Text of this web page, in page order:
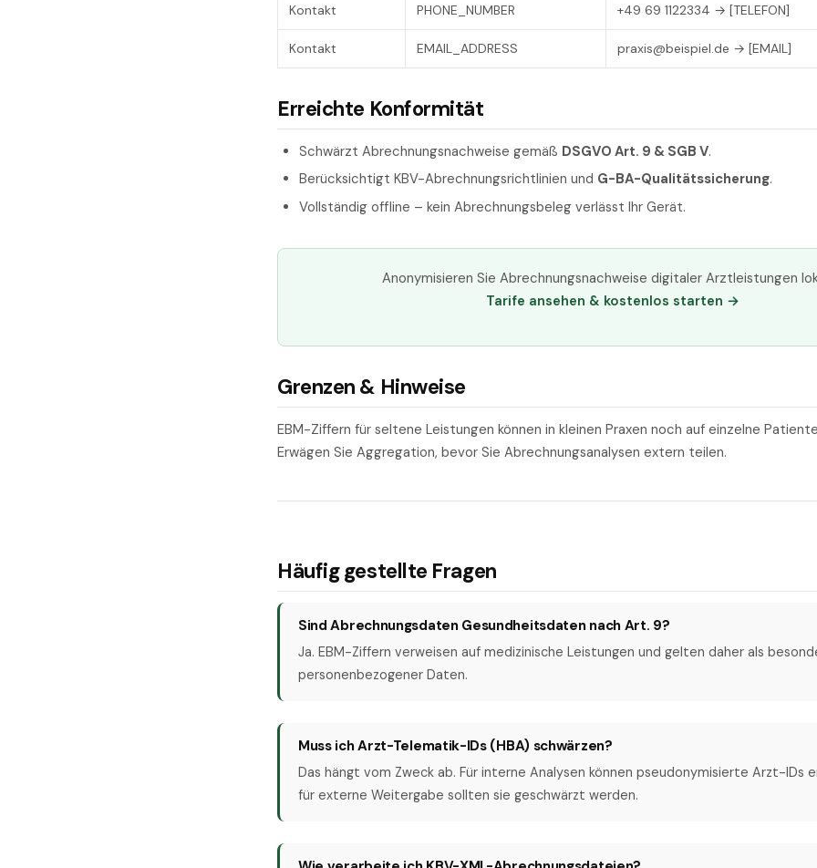
Kontakt PHONE_NUMBER +49 69 1122334 → [TELEFON]
Kontakt EMAIL_ADDRESS praxis@beispiel.de → [EMAIL]
Erreichte Konformität
Schwärzt Abrechnungsnachweise gemäß DSGVO Art. 9 & SGB V.
Berücksichtigt KBV-Abrechnungsrichtlinien und G-BA-Qualitätssicherung.
Vollständig offline – kein Abrechnungsbeleg verlässt Ihr Gerät.
Anonymisieren Sie Abrechnungsnachweise digitaler Arztleistungen
Tarife ansehen & kostenlos starten →
Grenzen & Hinweise
EBM-Ziffern für seltene Leistungen können in kleinen Praxen noch auf einzelne
Erwägen Sie Aggregation, bevor Sie Abrechnungsanalysen extern teilen.
Häufig gestellte Fragen
Sind Abrechnungsdaten Gesundheitsdaten nach Art. 9?
Ja. EBM-Ziffern verweisen auf medizinische Leistungen und gelten daher als
personenbezogener Daten.
Muss ich Arzt-Telematik-IDs (HBA) schwärzen?
Das hängt vom Zweck ab. Für interne Analysen können pseudonymisierte Arzt-IDs
für externe Weitergabe sollten sie geschwärzt werden.